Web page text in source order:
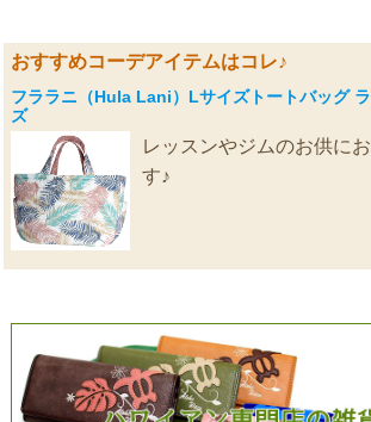
おすすめコーデアイテムはコレ♪
フララニ（Hula Lani）Lサイズトートバッグ
ズ
レッスンやジムのお供に
す♪